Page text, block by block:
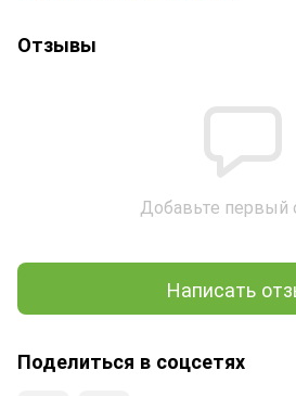
Отзывы
Добавьте первый
Написать
Поделиться в соцсетях